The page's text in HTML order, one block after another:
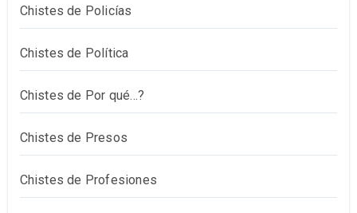
Chistes de Policías
Chistes de Política
Chistes de Por qué…?
Chistes de Presos
Chistes de Profesiones